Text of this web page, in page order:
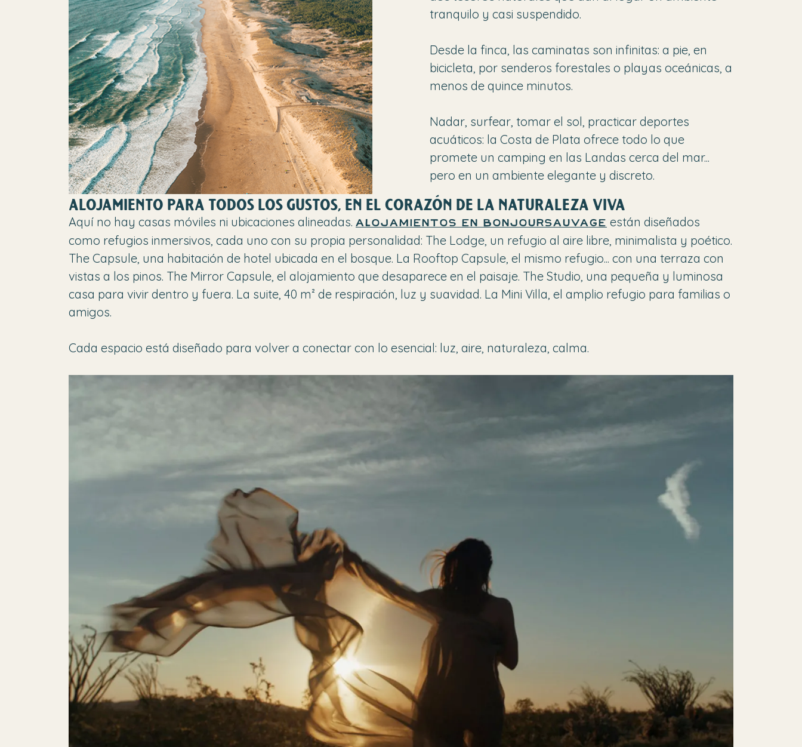
tranquilo y casi suspendido.
Desde la finca, las caminatas son infinitas: a pie, en
bicicleta, por senderos forestales o playas oceánicas, a
menos de quince minutos.
Nadar, surfear, tomar el sol, practicar deportes
acuáticos: la Costa de Plata ofrece todo lo que
promete un camping en las Landas cerca del mar...
pero en un ambiente elegante y discreto.
ALOJAMIENTO PARA TODOS LOS GUSTOS, EN EL CORAZÓN DE LA NATURALEZA VIVA
Aquí no hay casas móviles ni ubicaciones alineadas. Alojamientos en BonjourSauvage están diseñados
como refugios inmersivos, cada uno con su propia personalidad: The Lodge, un refugio al aire libre, minimalista y poético.
The Capsule, una habitación de hotel ubicada en el bosque. La Rooftop Capsule, el mismo refugio... con una terraza con
vistas a los pinos. The Mirror Capsule, el alojamiento que desaparece en el paisaje. The Studio, una pequeña y luminosa
casa para vivir dentro y fuera. La suite, 40 m² de respiración, luz y suavidad. La Mini Villa, el amplio refugio para familias o
amigos.
Cada espacio está diseñado para volver a conectar con lo esencial: luz, aire, naturaleza, calma.